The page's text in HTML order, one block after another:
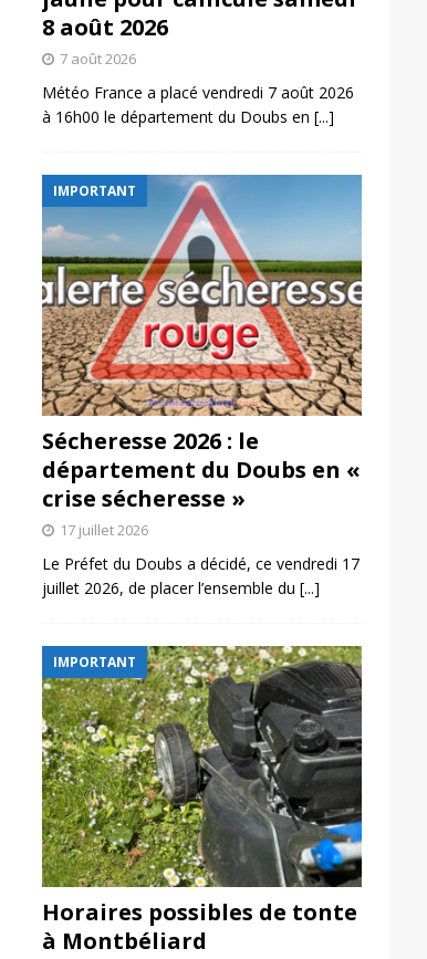
8 août 2026
7 août 2026
Météo France a placé vendredi 7 août 2026
à 16h00 le département du Doubs en [...]
IMPORTANT
Sécheresse 2026 : le
département du Doubs en «
crise sécheresse »
17 juillet 2026
Le Préfet du Doubs a décidé, ce vendredi 17
juillet 2026, de placer l’ensemble du [...]
IMPORTANT
Horaires possibles de tonte
à Montbéliard